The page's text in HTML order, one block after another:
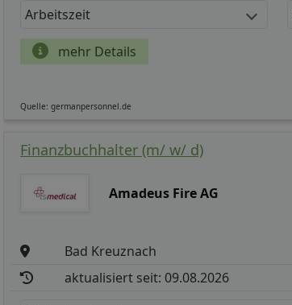
Arbeitszeit
mehr Details
Quelle: germanpersonnel.de
Finanzbuchhalter (m/ w/ d)
Amadeus Fire AG
Bad Kreuznach
aktualisiert seit: 09.08.2026